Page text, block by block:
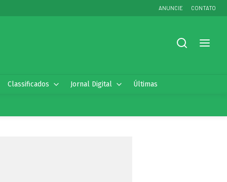
ANUNCIE CONTATO
Classificados Jornal Digital Últimas